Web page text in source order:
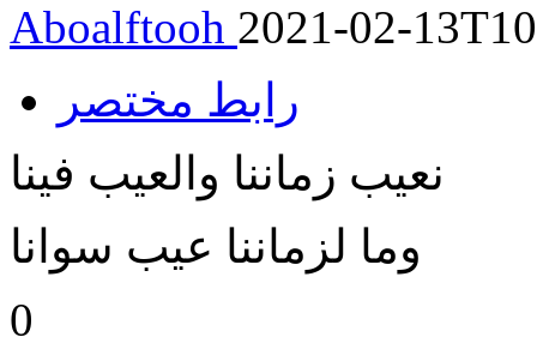
Aboalftooh 2021-02-
رابط مختصر
نعيب زماننا والعيب فينا
وما لزماننا عيب سوانا
0